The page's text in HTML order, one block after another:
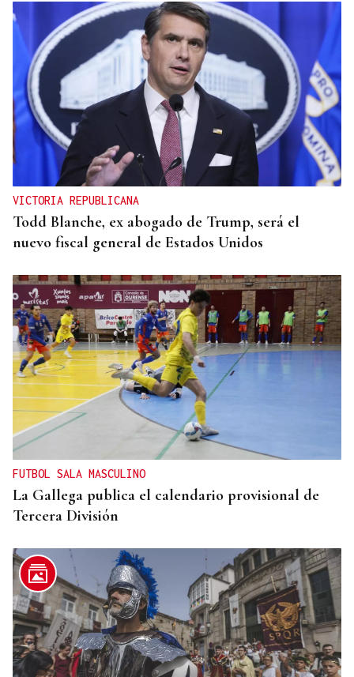
CANEDO
Un herido en la colisión entre dos coches en la
entrada a las termas de Outariz
VICTORIA REPUBLICANA
Todd Blanche, ex abogado de Trump, será el
nuevo fiscal general de Estados Unidos
FUTBOL SALA MASCULINO
La Gallega publica el calendario provisional de
Tercera División